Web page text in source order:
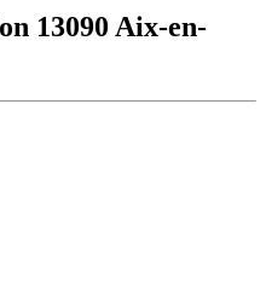
13090 Aix-en-